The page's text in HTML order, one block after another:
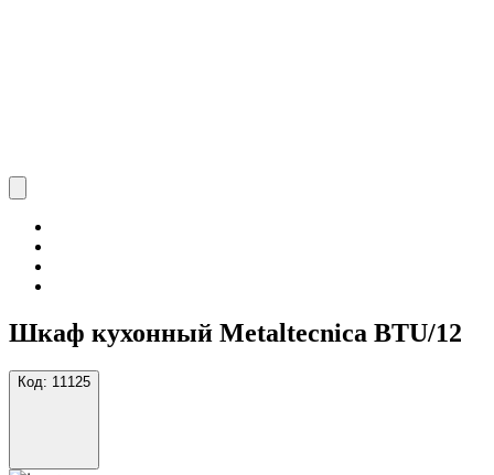
Шкаф кухонный Metaltecnica BTU/12
Код: 11125